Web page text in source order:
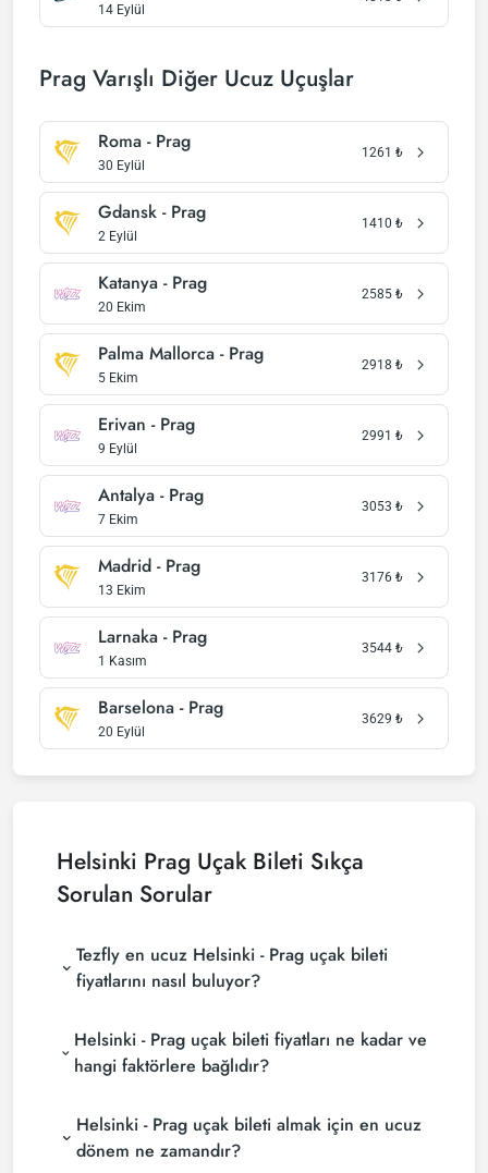
14 Eylül
Prag Varışlı Diğer Ucuz Uçuşlar
Roma - Prag
30 Eylül
1261 ₺
Gdansk - Prag
2 Eylül
1410 ₺
Katanya - Prag
20 Ekim
2585 ₺
Palma Mallorca - Prag
5 Ekim
2918 ₺
Erivan - Prag
9 Eylül
2991 ₺
Antalya - Prag
7 Ekim
3053 ₺
Madrid - Prag
13 Ekim
3176 ₺
Larnaka - Prag
1 Kasım
3544 ₺
Barselona - Prag
20 Eylül
3629 ₺
Helsinki Prag Uçak Bileti Sıkça
Sorulan Sorular
Tezfly en ucuz Helsinki - Prag uçak bileti
fiyatlarını nasıl buluyor?
bulmak için tur operatörleri, büyük rezervasyon
siteleri (konsolidatörler) ve yüzlerce havayolu
sitesini aramaktadır. Tezfly sitesinde yapacağın tek
Helsinki - Prag uçak biletlerini bulup karşılaştırabilir
ve un uygun biletini seçebilirsin.
Helsinki - Prag uçak bileti fiyatları ne kadar ve
hangi faktörlere bağlıdır?
şirketine, seyahat tarihlerinize, bilet sınıfınıza ve
rezervasyon yapılan döneme göre değişiklik
Helsinki - Prag uçak bileti almak için en ucuz
dönem ne zamandır?